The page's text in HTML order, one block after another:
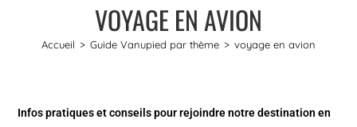
VOYAGE EN AVION
Accueil > Guide Vanupied par thème > voyage en avion
Infos pratiques et conseils pour rejoindre notre destination en